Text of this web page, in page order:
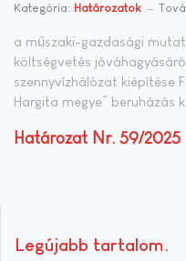
Kategória: Határozatok
a műszaki-gazdasági
költségvetés
szennyvízhálózat kiépítése
Hargita megye” beruházás
Határozat Nr. 59/2025
Legújabb tartalom